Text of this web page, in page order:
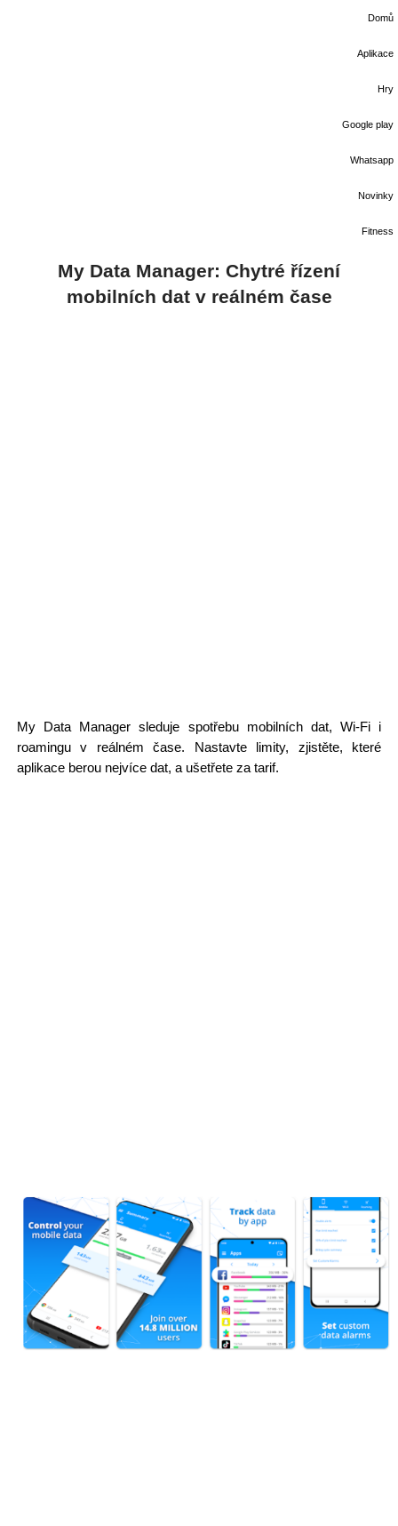
Domů
Aplikace
Hry
Google play
Whatsapp
Novinky
Fitness
My Data Manager: Chytré řízení
mobilních dat v reálném čase
My Data Manager sleduje spotřebu mobilních dat, Wi-Fi i
roamingu v reálném čase. Nastavte limity, zjistěte, které
aplikace berou nejvíce dat, a ušetřete za tarif.